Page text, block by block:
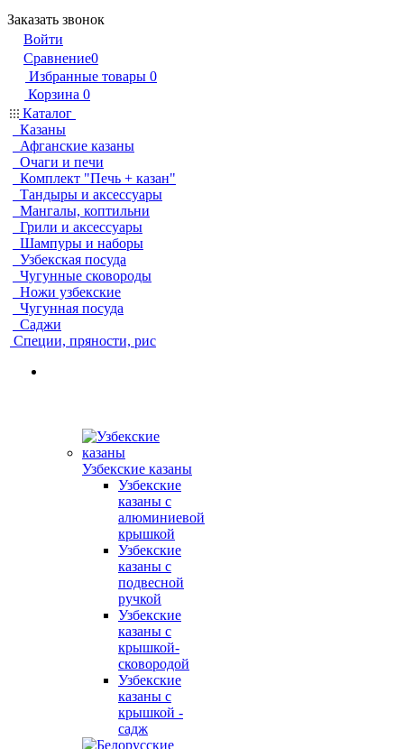
Заказать звонок
Войти
Сравнение0
Избранные товары 0
Корзина 0
Каталог
Казаны
Афганские казаны
Очаги и печи
Комплект "Печь + казан"
Тандыры и аксессуары
Мангалы, коптильни
Грили и аксессуары
Шампуры и наборы
Узбекская посуда
Чугунные сковороды
Ножи узбекские
Чугунная посуда
Саджи
Специи, пряности, рис
Узбекские казаны
Узбекские
казаны с
алюминиевой
крышкой
Узбекские
казаны с
подвесной
ручкой
Узбекские
казаны с
крышкой-
сковородой
Узбекские
казаны с
крышкой -
садж